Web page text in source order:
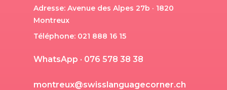
Adresse: Avenue des Alpes 27b · 1820
Montreux
Téléphone: 021 888 16 15
WhatsApp · 076 578 38 38
montreux@swisslanguagecorner.ch